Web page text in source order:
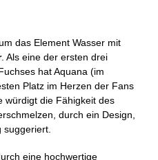
das Element Wasser mit
. Als eine der ersten drei
hat Aquana (im
Platz im Herzen der Fans
würdigt die Fähigkeit des
durch ein Design,
eine hochwertige